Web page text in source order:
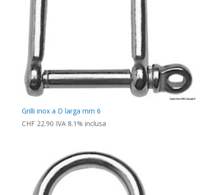
Grilli inox a D larga mm 6
CHF22.90 IVA 8.1% inclusa